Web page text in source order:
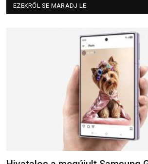
EZEKRŐL SE MARADJ LE